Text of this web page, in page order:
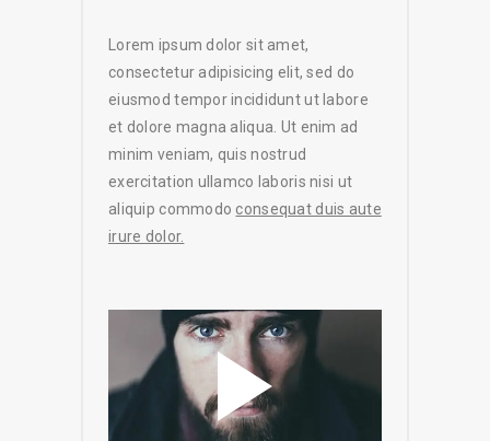
Lorem ipsum dolor sit amet,
consectetur adipisicing elit, sed do
eiusmod tempor incididunt ut labore
et dolore magna aliqua. Ut enim ad
minim veniam, quis nostrud
exercitation ullamco laboris nisi ut
aliquip commodo consequat duis aute
irure dolor.